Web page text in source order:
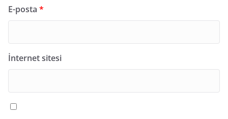
E-posta *
İnternet sitesi